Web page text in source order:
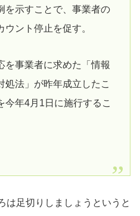
を示すことで、事業者の
ント停止を促す。
を事業者に求めた「情報
処法」が昨年成立したこ
今年4月1日に施行するこ
は足切りしましょうというと